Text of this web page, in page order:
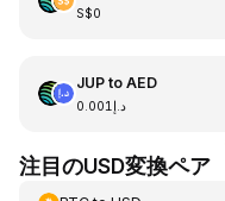
S$0
JUPto AED
د.إ0.001
注目のUSD変換ペア